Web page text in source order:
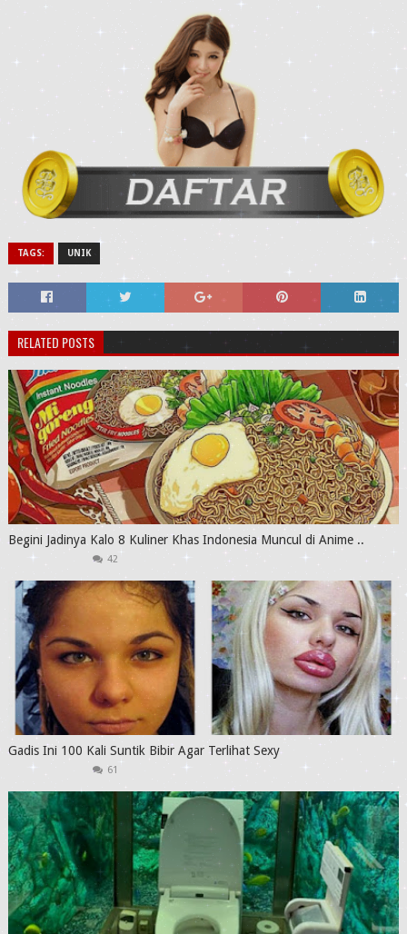
TAGS: UNIK
RELATED POSTS
Begini Jadinya Kalo 8 Kuliner Khas Indonesia Muncul di Anime ..
42
Gadis Ini 100 Kali Suntik Bibir Agar Terlihat Sexy
61